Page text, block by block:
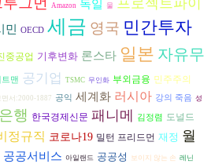
Amazon 독일 물 프로젝트파이
민 OECD 세금 영국 민간투자
중공업 기후변화 론스타 일본 자유무
트맨 공기업 TSMC 무인화 부외금융 민주주의
면서:2000-1887 공익 세계화 러시아 강의 죽음 성
행 한국경제신문 패니메 김정렴
도널드
정규직 코로나19 밀턴 프리드먼 재정 월
공공서비스 아일랜드 공공성 보이지 않는 손 레닌